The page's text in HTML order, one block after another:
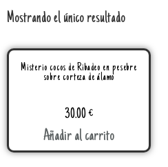
Mostrando el único resultado
Misterio cocos de Ribadeo en pesebre
sobre corteza de álamo
30.00€
Añadir al carrito